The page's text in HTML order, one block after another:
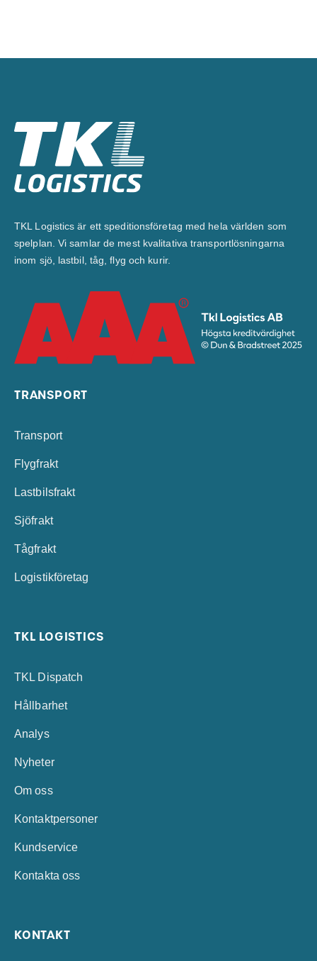
TKL Logistics är ett speditionsföretag med hela världen som
spelplan. Vi samlar de mest kvalitativa transportlösningarna
inom sjö, lastbil, tåg, flyg och kurir.
TRANSPORT
Transport
Flygfrakt
Lastbilsfrakt
Sjöfrakt
Tågfrakt
Logistikföretag
TKL LOGISTICS
TKL Dispatch
Hållbarhet
Analys
Nyheter
Om oss
Kontaktpersoner
Kundservice
Kontakta oss
KONTAKT